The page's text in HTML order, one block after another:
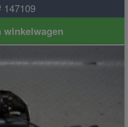
147109
winkelwagen